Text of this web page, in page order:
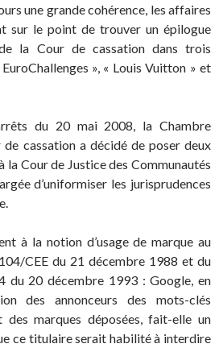
une grande cohérence, les affaires
sur le point de trouver un épilogue
la Cour de cassation dans trois
», « Louis Vuitton » et
du 20 mai 2008, la Chambre
cassation a décidé de poser deux
la Cour de Justice des Communautés
d’uniformiser les jurisprudences
à la notion d’usage de marque au
CEE du 21 décembre 1988 et du
du 20 décembre 1993 : Google, en
des annonceurs des mots-clés
marques déposées, fait-elle un
ce titulaire serait habilité à interdire